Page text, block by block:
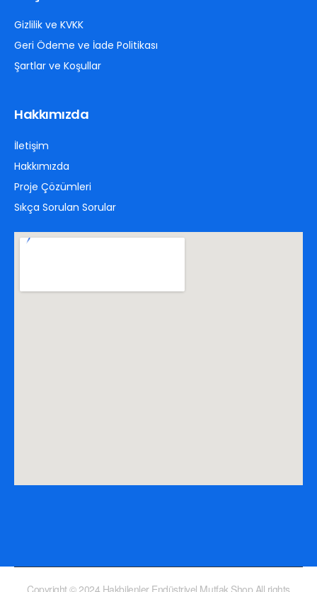
Gizlilik ve KVKK
Geri Ödeme ve İade Politikası
Şartlar ve Koşullar
Hakkımızda
İletişim
Hakkımızda
Proje Çözümleri
Sıkça Sorulan Sorular
Copyright © 2024 Hakbilenler Endüstriyel Mutfak Shop All rights